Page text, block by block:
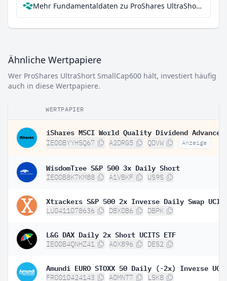
Mehr Fundamentaldaten zu ProShares UltraShort SmallCap600 bei Parqet
Ähnliche Wertpapiere
Wer ProShares UltraShort SmallCap600 hält, investiert häufig
auch in diese Wertpapiere.
WERTPAPIER
IE00BYYHSQ67 A2DRG5 QDVW Anzeige
WisdomTree S&P 500 3x Daily Short
IE00B8K7KM88 A1VBKF US9S
LU0411078636 DBX0B6 DBPK
L&G DAX Daily 2x Short UCITS ETF
IE00B4QNHZ41 A0X896 DES2
FR0010424143 A0MNT7 LSK8